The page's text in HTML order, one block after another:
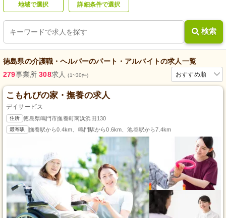
地域で選択 詳細条件で選択
検索
徳島県の介護職・ヘルパーのパート・アルバイトの求人一覧
おすすめ順
279事業所 308求人(1~30件)
こもれびの家・撫養の求人
デイサービス
住所 徳島県鳴門市撫養町南浜浜田130
最寄駅 撫養駅から0.4km、鳴門駅から0.6km、池谷駅から7.4km